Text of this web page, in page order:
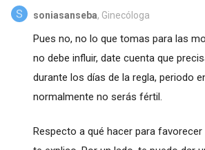
soniasanseba, Ginecóloga
Pues no, no lo que tomas para las
no debe influir, date cuenta que
durante los días de la regla, periodo
normalmente no serás fértil.
Respecto a qué hacer para